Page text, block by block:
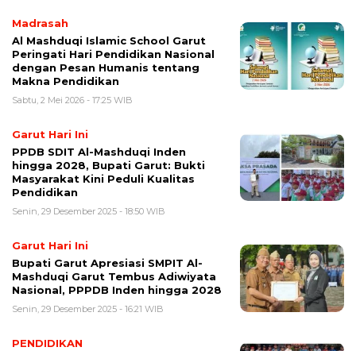
Madrasah
Al Mashduqi Islamic School Garut
Peringati Hari Pendidikan Nasional
dengan Pesan Humanis tentang
Makna Pendidikan
Sabtu, 2 Mei 2026 - 17:25 WIB
Garut Hari Ini
PPDB SDIT Al-Mashduqi Inden
hingga 2028, Bupati Garut: Bukti
Masyarakat Kini Peduli Kualitas
Pendidikan
Senin, 29 Desember 2025 - 18:50 WIB
Garut Hari Ini
Bupati Garut Apresiasi SMPIT Al-
Mashduqi Garut Tembus Adiwiyata
Nasional, PPPDB Inden hingga 2028
Senin, 29 Desember 2025 - 16:21 WIB
PENDIDIKAN